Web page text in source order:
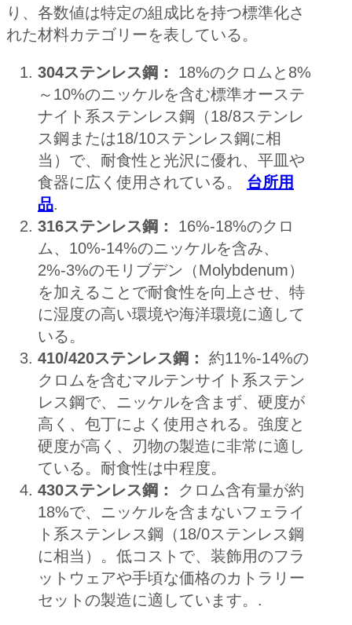
り、各数値は特定の組成比を持つ標準化さ
れた材料カテゴリーを表している。
304ステンレス鋼：
18%のクロムと8%
～10%のニッケルを含む標準オーステ
ナイト系ステンレス鋼（18/8ステンレ
ス鋼または18/10ステンレス鋼に相
当）で、耐食性と光沢に優れ、平皿や
食器に広く使用されている。 台所用
品.
316ステンレス鋼： 16%-18%のクロ
ム、10%-14%のニッケルを含み、
2%-3%のモリブデン（Molybdenum）
を加えることで耐食性を向上させ、特
に湿度の高い環境や海洋環境に適して
いる。
410/420ステンレス鋼：
約11%-14%の
クロムを含むマルテンサイト系ステン
レス鋼で、ニッケルを含まず、硬度が
高く、包丁によく使用される。強度と
硬度が高く、刃物の製造に非常に適し
ている。耐食性は中程度。
430ステンレス鋼： クロム含有量が約
18%で、ニッケルを含まないフェライ
ト系ステンレス鋼（18/0ステンレス鋼
に相当）。低コストで、装飾用のフラ
ットウェアや手頃な価格のカトラリー
セットの製造に適しています。.